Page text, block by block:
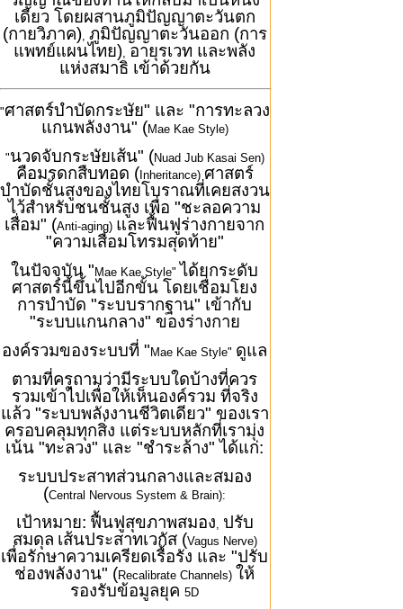
เดียว โดยผสานภูมิปัญญาตะวันตก
(กายวิภาค), ภูมิปัญญาตะวันออก (การ
แพทย์แผนไทย), อายุรเวท และพลัง
แห่งสมาธิ เข้าด้วยกัน
"ศาสตร์บำบัดกระษัย" และ "การทะลวง
แกนพลังงาน" (Mae Kae Style)
"นวดจับกระษัยเส้น" (Nuad Jub Kasai Sen)
คือมรดกสืบทอด ( Inheritance) ศาสตร์
บำบัดชั้นสูงของไทยโบราณที่เคยสงวน
ไว้สำหรับชนชั้นสูง เพื่อ "ชะลอความ
เสื่อม" (Anti-aging) และฟื้นฟูร่างกายจาก
"ความเสื่อมโทรมสุดท้าย"
ในปัจจุบัน " Mae Kae Style" ได้ยกระดับ
ศาสตร์นี้ขึ้นไปอีกขั้น โดยเชื่อมโยง
การบำบัด "ระบบรากฐาน" เข้ากับ
"ระบบแกนกลาง" ของร่างกาย
องค์รวมของระบบที่ " Mae Kae Style" ดูแล
ตามที่ครูถามว่ามีระบบใดบ้างที่ควร
รวมเข้าไปเพื่อให้เห็นองค์รวม ที่จริง
แล้ว "ระบบพลังงานชีวิตเดียว" ของเรา
ครอบคลุมทุกสิ่ง แต่ระบบหลักที่เรามุ่ง
เน้น "ทะลวง" และ "ชำระล้าง" ได้แก่:
ระบบประสาทส่วนกลางและสมอง
(Central Nervous System & Brain):
เป้าหมาย: ฟื้นฟูสุขภาพสมอง, ปรับ
สมดุล เส้นประสาทเวกัส (Vagus Nerve)
เพื่อรักษาความเครียดเรื้อรัง และ "ปรับ
ช่องพลังงาน" (Recalibrate Channels) ให้
รองรับข้อมูลยุค5D